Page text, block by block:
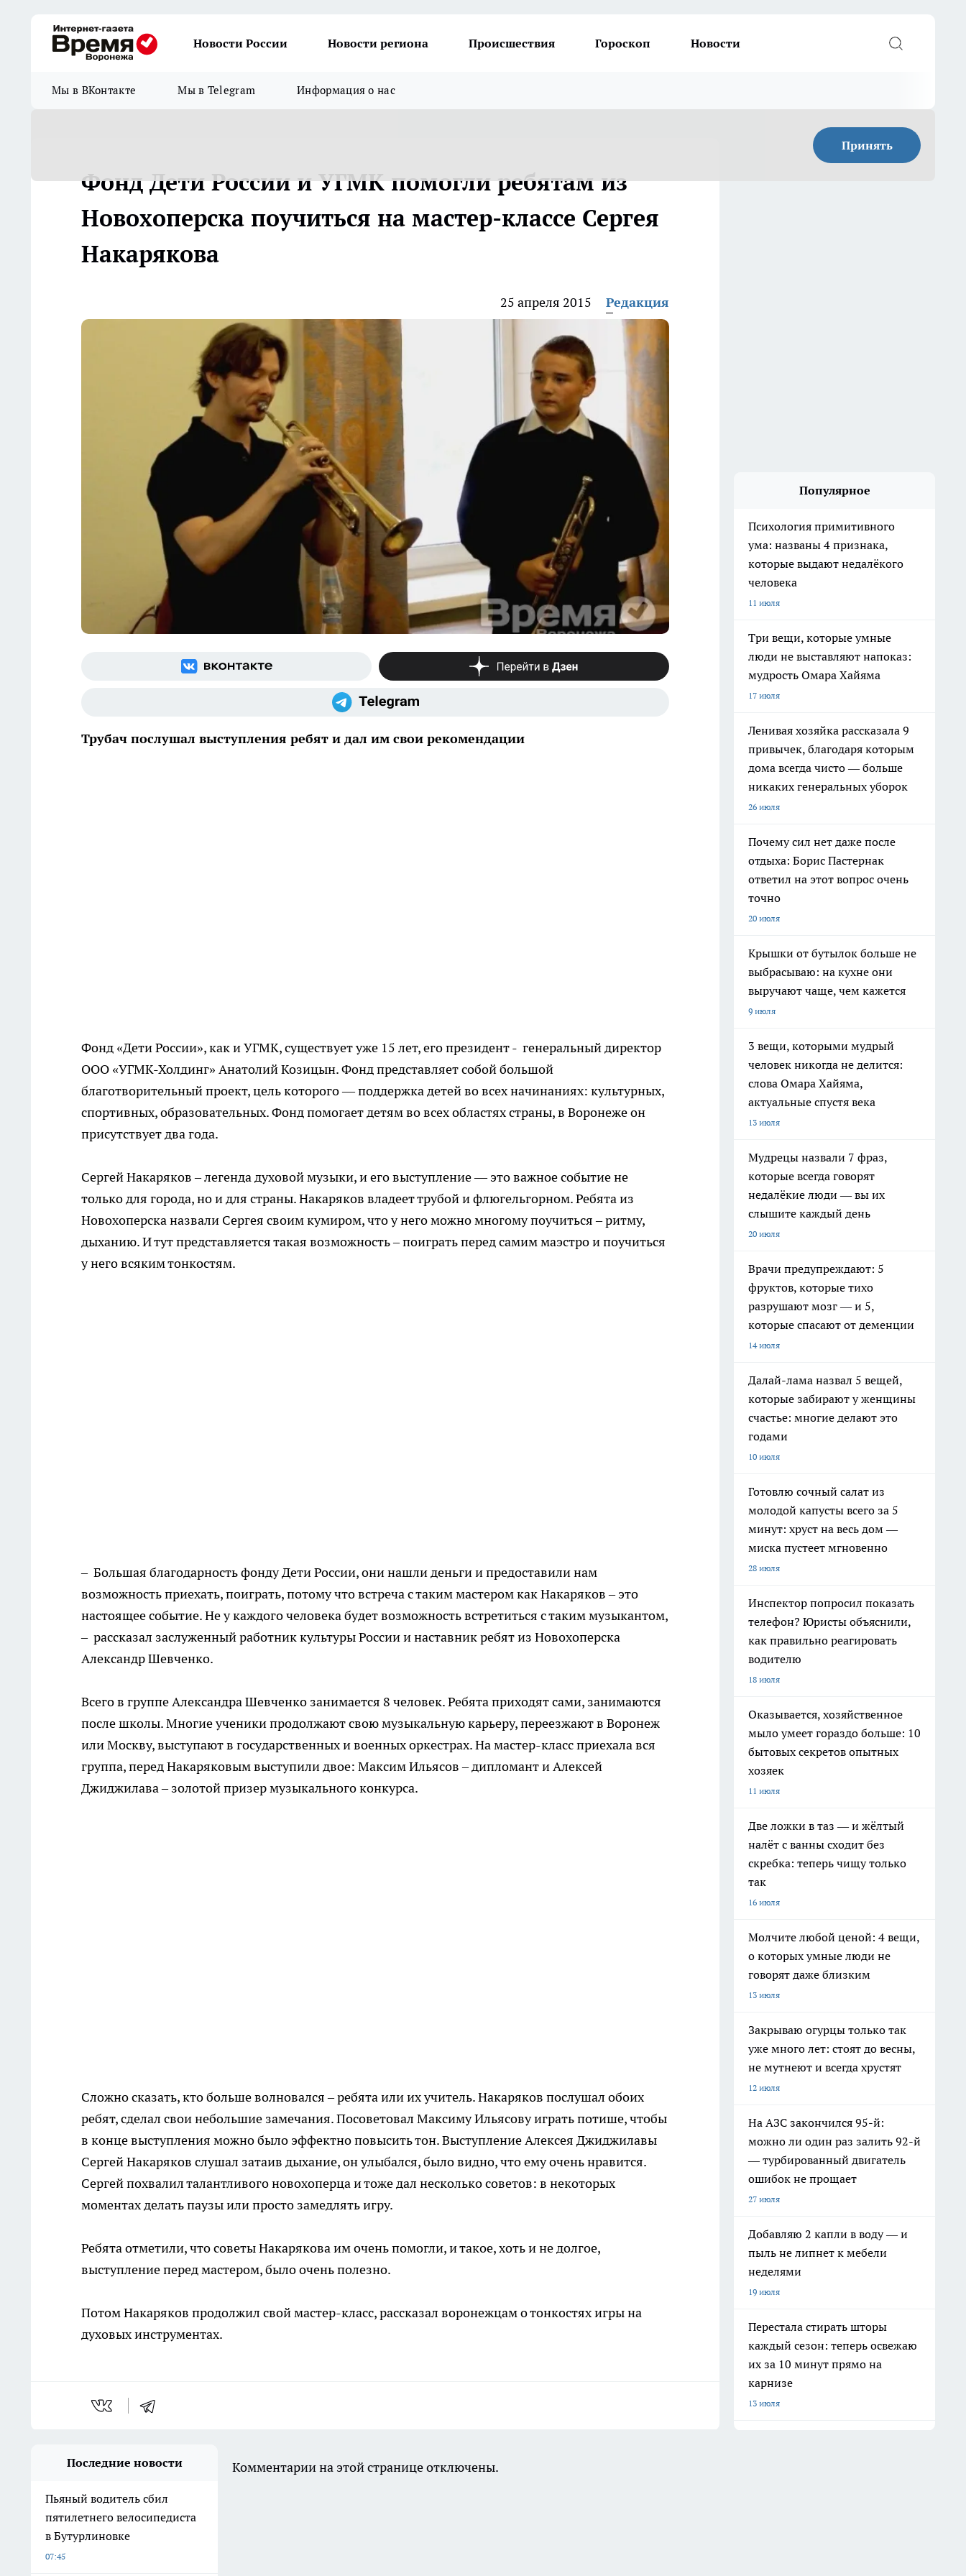
Новости России Новости региона Происшествия Гороскоп Новости
Мы в ВКонтакте Мы в Telegram Информация о нас
Принять
Фонд Дети России и УГМК помогли ребятам из
Новохоперска поучиться на мастер-классе Сергея
Накарякова
25 апреля 2015 Редакция
Трубач послушал выступления ребят и дал им свои рекомендации
Фонд «Дети России», как и УГМК, существует уже 15 лет, его президент - генеральный директор
ООО «УГМК-Холдинг» Анатолий Козицын. Фонд представляет собой большой
благотворительный проект, цель которого — поддержка детей во всех начинаниях: культурных,
спортивных, образовательных. Фонд помогает детям во всех областях страны, в Воронеже он
присутствует два года.
Сергей Накаряков – легенда духовой музыки, и его выступление — это важное событие не
только для города, но и для страны. Накаряков владеет трубой и флюгельгорном. Ребята из
Новохоперска назвали Сергея своим кумиром, что у него можно многому поучиться – ритму,
дыханию. И тут представляется такая возможность – поиграть перед самим маэстро и поучиться
у него всяким тонкостям.
– Большая благодарность фонду Дети России, они нашли деньги и предоставили нам
возможность приехать, поиграть, потому что встреча с таким мастером как Накаряков – это
настоящее событие. Не у каждого человека будет возможность встретиться с таким музыкантом,
– рассказал заслуженный работник культуры России и наставник ребят из Новохоперска
Александр Шевченко.
Всего в группе Александра Шевченко занимается 8 человек. Ребята приходят сами, занимаются
после школы. Многие ученики продолжают свою музыкальную карьеру, переезжают в Воронеж
или Москву, выступают в государственных и военных оркестрах. На мастер-класс приехала вся
группа, перед Накаряковым выступили двое: Максим Ильясов – дипломант и Алексей
Джиджилава – золотой призер музыкального конкурса.
Сложно сказать, кто больше волновался – ребята или их учитель. Накаряков послушал обоих
ребят, сделал свои небольшие замечания. Посоветовал Максиму Ильясову играть потише, чтобы
в конце выступления можно было эффектно повысить тон. Выступление Алексея Джиджилавы
Сергей Накаряков слушал затаив дыхание, он улыбался, было видно, что ему очень нравится.
Сергей похвалил талантливого новохоперца и тоже дал несколько советов: в некоторых
моментах делать паузы или просто замедлять игру.
Ребята отметили, что советы Накарякова им очень помогли, и такое, хоть и не долгое,
выступление перед мастером, было очень полезно.
Потом Накаряков продолжил свой мастер-класс, рассказал воронежцам о тонкостях игры на
духовых инструментах.
Популярное
Психология примитивного
ума: названы 4 признака,
которые выдают недалёкого
человека
11 июля
Три вещи, которые умные
люди не выставляют напоказ:
мудрость Омара Хайяма
17 июля
Ленивая хозяйка рассказала 9
привычек, благодаря которым
дома всегда чисто — больше
никаких генеральных уборок
26 июля
Почему сил нет даже после
отдыха: Борис Пастернак
ответил на этот вопрос очень
точно
20 июля
Крышки от бутылок больше не
выбрасываю: на кухне они
выручают чаще, чем кажется
9 июля
3 вещи, которыми мудрый
человек никогда не делится:
слова Омара Хайяма,
актуальные спустя века
13 июля
Мудрецы назвали 7 фраз,
которые всегда говорят
недалёкие люди — вы их
слышите каждый день
20 июля
Врачи предупреждают: 5
фруктов, которые тихо
разрушают мозг — и 5,
которые спасают от деменции
14 июля
Далай-лама назвал 5 вещей,
которые забирают у женщины
счастье: многие делают это
годами
10 июля
Готовлю сочный салат из
молодой капусты всего за 5
минут: хруст на весь дом —
миска пустеет мгновенно
28 июля
Инспектор попросил показать
телефон? Юристы объяснили,
как правильно реагировать
водителю
18 июля
Оказывается, хозяйственное
мыло умеет гораздо больше: 10
бытовых секретов опытных
хозяек
11 июля
Две ложки в таз — и жёлтый
налёт с ванны сходит без
скребка: теперь чищу только
так
16 июля
Молчите любой ценой: 4 вещи,
о которых умные люди не
говорят даже близким
13 июля
Закрываю огурцы только так
уже много лет: стоят до весны,
не мутнеют и всегда хрустят
12 июля
На АЗС закончился 95-й:
можно ли один раз залить 92-й
— турбированный двигатель
ошибок не прощает
27 июля
Добавляю 2 капли в воду — и
пыль не липнет к мебели
неделями
19 июля
Перестала стирать шторы
каждый сезон: теперь освежаю
их за 10 минут прямо на
карнизе
13 июля
Последние новости
Пьяный водитель сбил
пятилетнего велосипедиста
в Бутурлиновке
07:45
Комментарии на этой странице отключены.